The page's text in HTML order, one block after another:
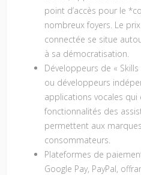
point d’accès pour le
nombreux foyers. Le
connectée se situe
à sa démocratisation.
Développeurs de « Skills
ou développeurs
applications vocales qui
fonctionnalités des
permettent aux
consommateurs.
Plateformes de
Google Pay, PayPal,